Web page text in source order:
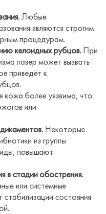
Любые
являются строгим
процедурам.
келоидных рубцов. При
лазер может вызвать
приведёт к
кожа более уязвима, что
или
Некоторые
из группы
повышают
в стадии обострения.
или системные
состояния